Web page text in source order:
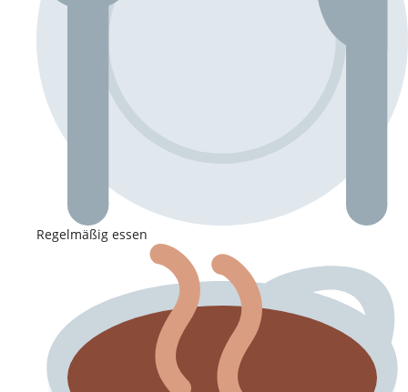
Regelmäßig essen